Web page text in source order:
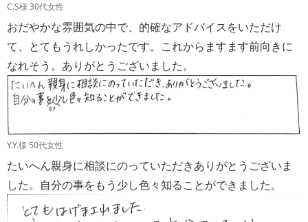
C.S様 30代女性
おだやかな雰囲気の中で、的確なアドバイスをいただけ
て、とてもうれしかったです。これからますます前向きに
なれそう。ありがとうございました。
Y.Y.様 50代女性
たいへん親身に相談にのっていただきありがとうございま
した。自分の事をもう少し色々知ることができました。